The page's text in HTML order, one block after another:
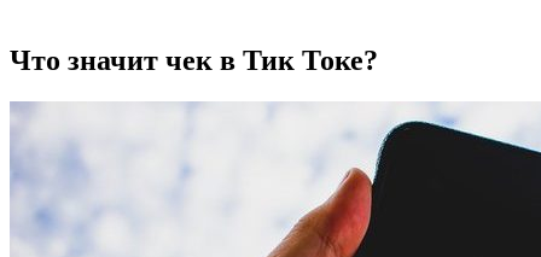
Что значит чек в Тик Токе?